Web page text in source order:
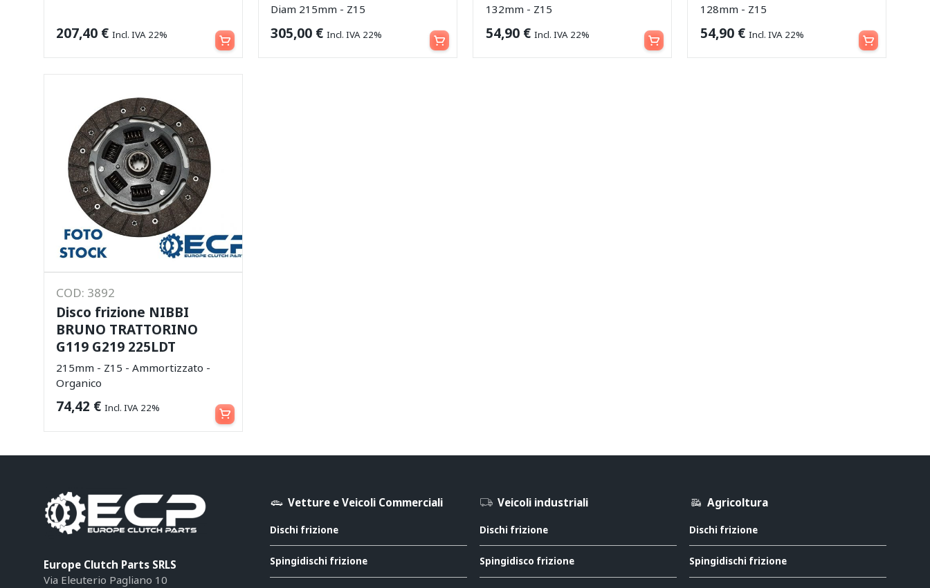
207,40 € Incl. IVA 22% Aggiungi al carrello
Diam 215mm - Z15
305,00 € Incl. IVA 22% Aggiungi al carrello
132mm - Z15
54,90 € Incl. IVA 22% Aggiungi al carrello
128mm - Z15
54,90 € Incl. IVA 22% Aggiungi al carrello
COD: 3892
Disco frizione NIBBI
BRUNO TRATTORINO
G119 G219 225LDT
215mm - Z15 - Ammortizzato -
Organico
74,42 € Incl. IVA 22% Leggi tutto
Europe Clutch Parts SRLS
Via Eleuterio Pagliano 10
Vetture e Veicoli Commerciali
Dischi frizione
Spingidischi frizione
Veicoli industriali
Dischi frizione
Spingidisco frizione
Agricoltura
Dischi frizione
Spingidischi frizione